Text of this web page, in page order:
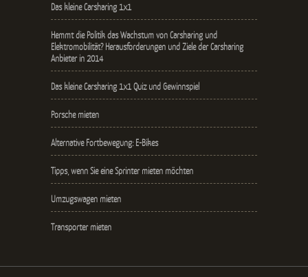
Das kleine Carsharing 1x1
Hemmt die Politik das Wachstum von Carsharing und
Elektromobilität? Herausforderungen und Ziele der Carsharing
Anbieter in 2014
Das kleine Carsharing 1x1 Quiz und Gewinnspiel
Porsche mieten
Alternative Fortbewegung: E-Bikes
Tipps, wenn Sie eine Sprinter mieten möchten
Umzugswagen mieten
Transporter mieten